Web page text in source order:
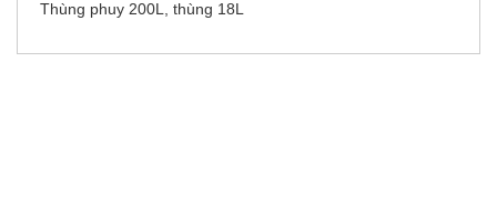
Thùng phuy 200L, thùng 18L